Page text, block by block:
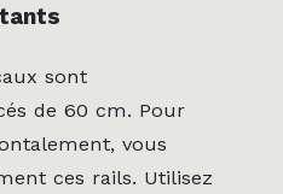
sont
de 60 cm. Pour
vous
ces rails. Utilisez